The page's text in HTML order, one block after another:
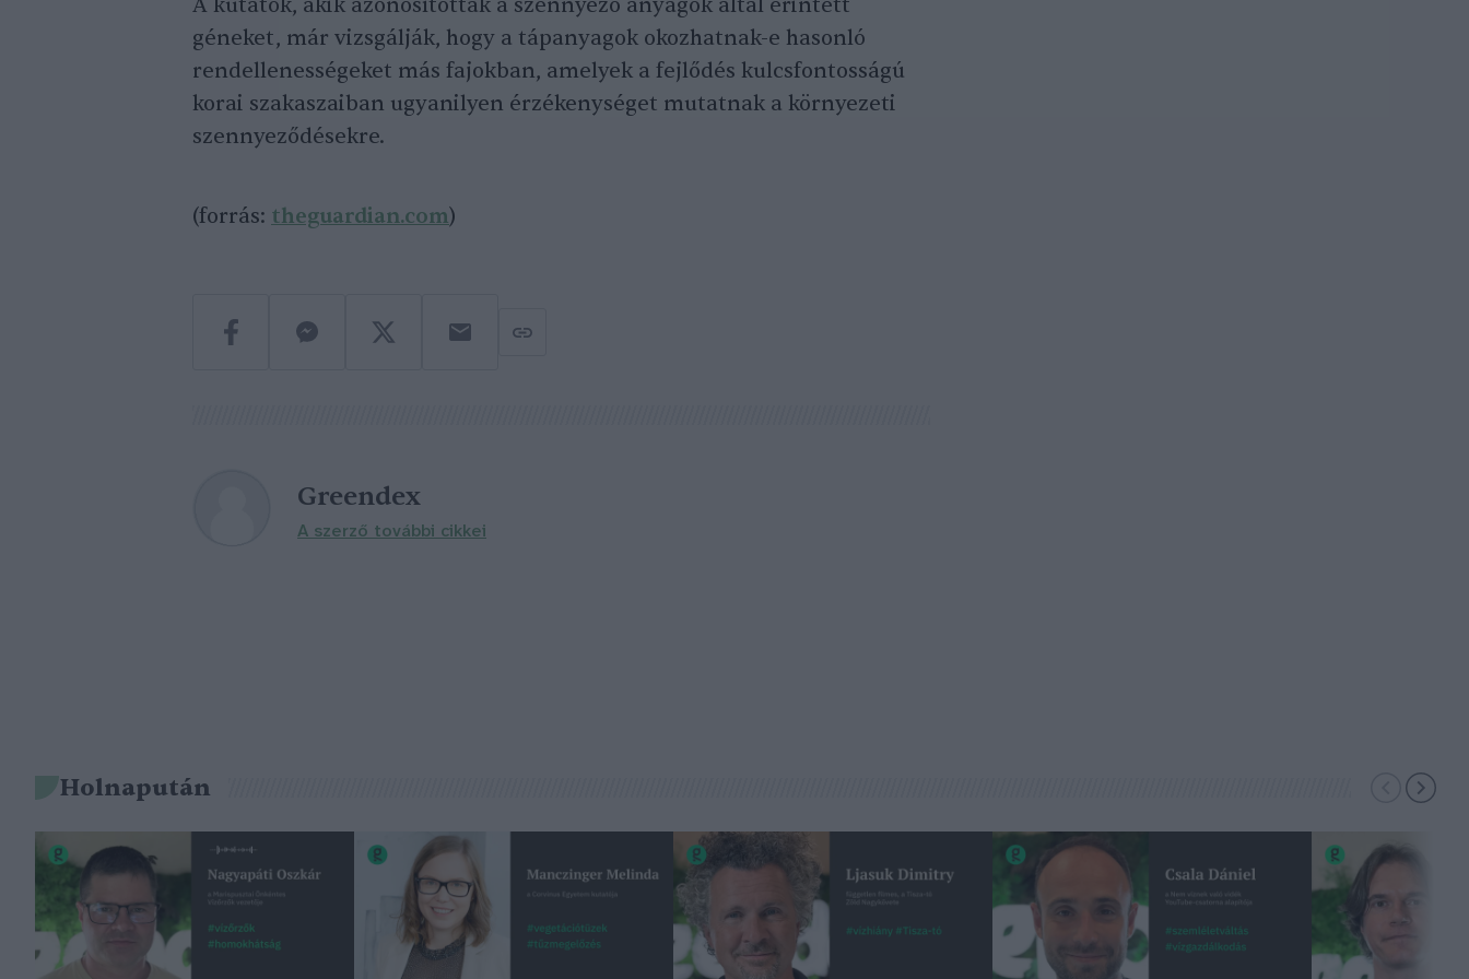
A kutatók, akik azonosították a szennyező anyagok által érintett
géneket, már vizsgálják, hogy a tápanyagok okozhatnak-e hasonló
rendellenességeket más fajokban, amelyek a fejlődés kulcsfontosságú
korai szakaszaiban ugyanilyen érzékenységet mutatnak a környezeti
szennyeződésekre.
(forrás: theguardian.com)
Greendex
A szerző további cikkei
Holnapután